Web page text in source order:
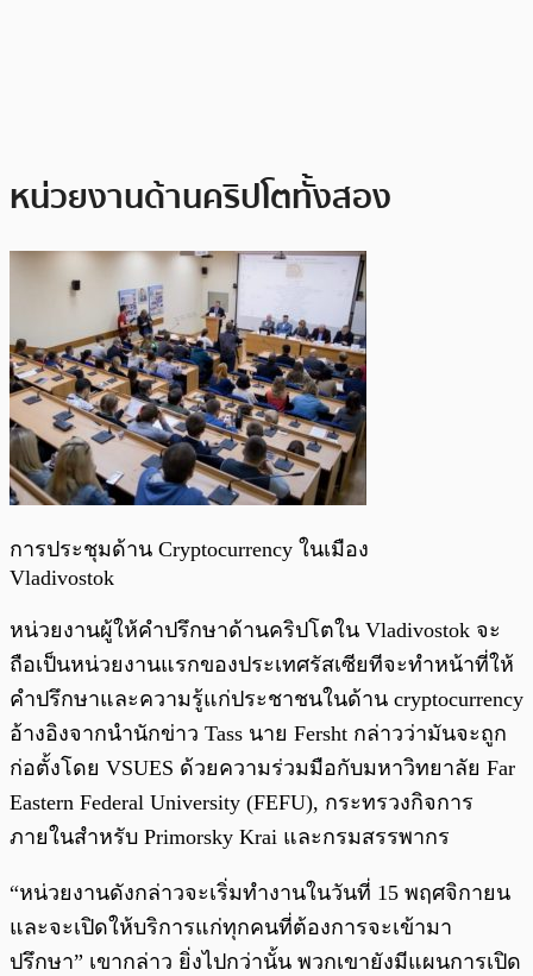
หน่วยงานด้านคริปโตทั้งสอง
การประชุมด้าน Cryptocurrency ในเมือง
Vladivostok
หน่วยงานผู้ให้คำปรึกษาด้านคริปโตใน Vladivostok จะ
ถือเป็นหน่วยงานแรกของประเทศรัสเซียทีจะทำหน้าที่ให้
คำปรึกษาและความรู้แก่ประชาชนในด้าน cryptocurrency
อ้างอิงจากนำนักข่าว Tass นาย Fersht กล่าวว่ามันจะถูก
ก่อตั้งโดย VSUES ด้วยความร่วมมือกับมหาวิทยาลัย Far
Eastern Federal University (FEFU), กระทรวงกิจการ
ภายในสำหรับ Primorsky Krai และกรมสรรพากร
“หน่วยงานดังกล่าวจะเริ่มทำงานในวันที่ 15 พฤศจิกายน
และจะเปิดให้บริการแก่ทุกคนที่ต้องการจะเข้ามา
ปรึกษา” เขากล่าว ยิ่งไปกว่านั้น พวกเขายังมีแผนการเปิด